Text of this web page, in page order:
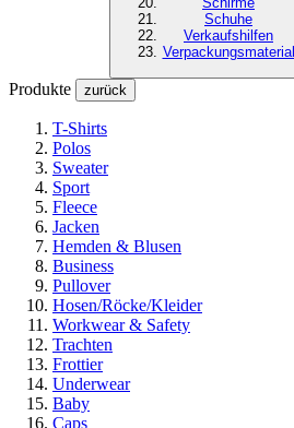
Schuhe
Verkaufshilfen
Verpackungsmaterial
Produkte zurück
T-Shirts
Polos
Sweater
Sport
Fleece
Jacken
Hemden & Blusen
Business
Pullover
Hosen/Röcke/Kleider
Workwear & Safety
Trachten
Frottier
Underwear
Baby
Caps